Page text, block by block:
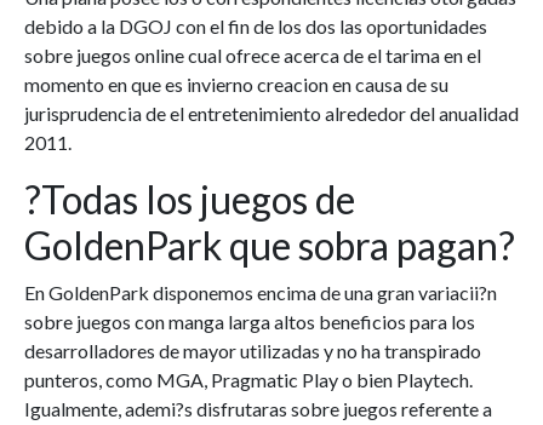
debido a la DGOJ con el fin de los dos las oportunidades
sobre juegos online cual ofrece acerca de el tarima en el
momento en que es invierno creacion en causa de su
jurisprudencia de el entretenimiento alrededor del anualidad
2011.
?Todas los juegos de
GoldenPark que sobra pagan?
En GoldenPark disponemos encima de una gran variacii?n
sobre juegos con manga larga altos beneficios para los
desarrolladores de mayor utilizadas y no ha transpirado
punteros, como MGA, Pragmatic Play o bien Playtech.
Igualmente, ademi?s disfrutaras sobre juegos referente a